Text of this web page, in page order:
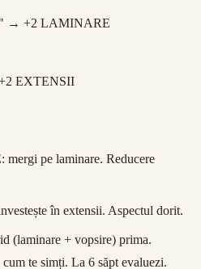
→ +2 LAMINARE
EXTENSII
pe laminare. Reducere
în extensii. Aspectul dorit.
(laminare + vopsire) prima.
te simți. La 6 săpt evaluezi.